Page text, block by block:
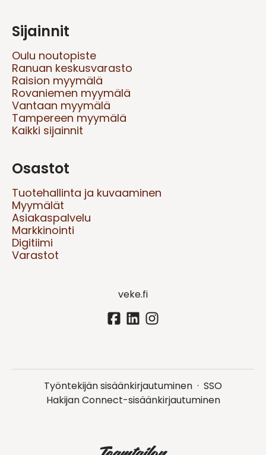
Sijainnit
Oulu noutopiste
Ranuan keskusvarasto
Raision myymälä
Rovaniemen myymälä
Vantaan myymälä
Tampereen myymälä
Kaikki sijainnit
Osastot
Tuotehallinta ja kuvaaminen
Myymälät
Asiakaspalvelu
Markkinointi
Digitiimi
Varastot
veke.fi
Työntekijän sisäänkirjautuminen · SSO
Hakijan Connect-sisäänkirjautuminen